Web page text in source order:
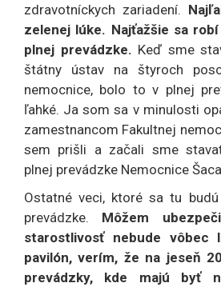
zdravotníckych zariadení.
zelenej lúke. Najťažšie sa
plnej prevádzke. Keď sme
štátny ústav na štyroch
nemocnice, bolo to v plnej
ľahké. Ja som sa v minulosti
zamestnancom Fakultnej
sem prišli a začali sme
plnej prevádzke Nemocnice
Ostatné veci, ktoré sa tu
prevádzke. Môžem
starostlivosť nebude vôbec
pavilón, verím, že na jeseň
prevádzky, kde majú byť